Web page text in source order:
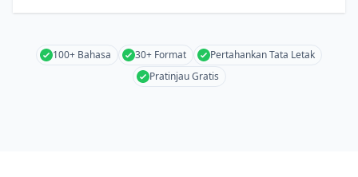
100+ Bahasa 30+ Format
Pertahankan Tata Letak
Pratinjau Gratis